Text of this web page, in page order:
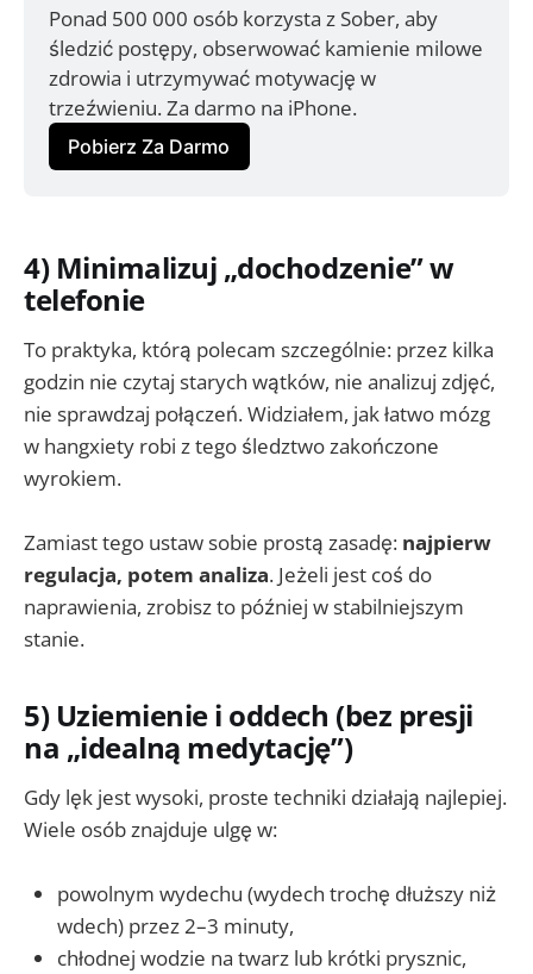
Ponad 500 000 osób korzysta z Sober, aby
śledzić postępy, obserwować kamienie milowe
zdrowia i utrzymywać motywację w
trzeźwieniu. Za darmo na iPhone.
Pobierz Za Darmo
4) Minimalizuj „dochodzenie” w
telefonie
To praktyka, którą polecam szczególnie: przez kilka
godzin nie czytaj starych wątków, nie analizuj zdjęć,
nie sprawdzaj połączeń. Widziałem, jak łatwo mózg
w hangxiety robi z tego śledztwo zakończone
wyrokiem.
Zamiast tego ustaw sobie prostą zasadę: najpierw
regulacja, potem analiza. Jeżeli jest coś do
naprawienia, zrobisz to później w stabilniejszym
stanie.
5) Uziemienie i oddech (bez presji
na „idealną medytację”)
Gdy lęk jest wysoki, proste techniki działają najlepiej.
Wiele osób znajduje ulgę w:
powolnym wydechu (wydech trochę dłuższy niż
wdech) przez 2–3 minuty,
chłodnej wodzie na twarz lub krótki prysznic,